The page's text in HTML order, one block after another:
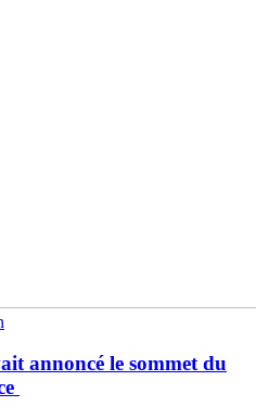
annoncé le sommet du